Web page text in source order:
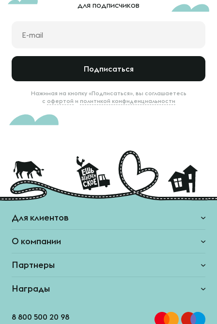
для подписчиков
Подписаться
Нажимая на кнопку «Подписаться», вы соглашаетесь
с офертой и политикой конфиденциальности
Для клиентов
О компании
Партнеры
Награды
8 800 500 20 98